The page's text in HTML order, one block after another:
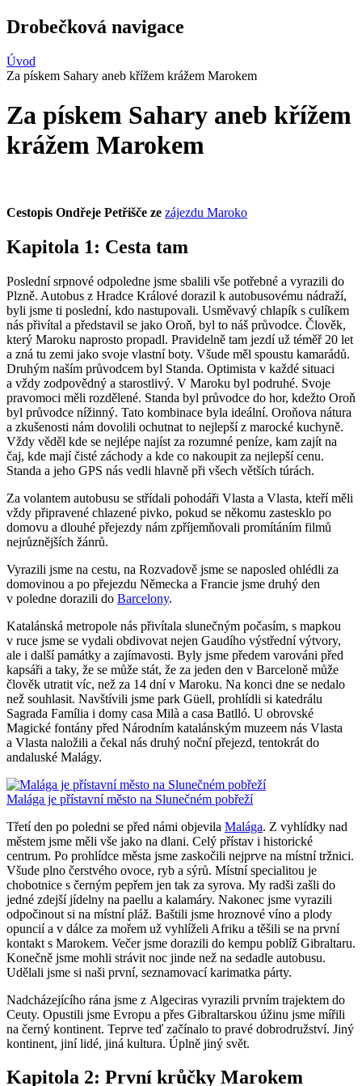
Drobečková navigace
Úvod
Za pískem Sahary aneb křížem krážem Marokem
Za pískem Sahary aneb křížem
krážem Marokem
Cestopis Ondřeje Petřišče ze zájezdu Maroko
Kapitola 1: Cesta tam
Poslední srpnové odpoledne jsme sbalili vše potřebné a vyrazili do
Plzně. Autobus z Hradce Králové dorazil k autobusovému nádraží,
byli jsme ti poslední, kdo nastupovali. Usměvavý chlapík s culíkem
nás přivítal a představil se jako Oroň, byl to náš průvodce. Člověk,
který Maroku naprosto propadl. Pravidelně tam jezdí už téměř 20 let
a zná tu zemi jako svoje vlastní boty. Všude měl spoustu kamarádů.
Druhým naším průvodcem byl Standa. Optimista v každé situaci
a vždy zodpovědný a starostlivý. V Maroku byl podruhé. Svoje
pravomoci měli rozdělené. Standa byl průvodce do hor, kdežto Oroň
byl průvodce nížinný. Tato kombinace byla ideální. Oroňova nátura
a zkušenosti nám dovolili ochutnat to nejlepší z marocké kuchyně.
Vždy věděl kde se nejlépe najíst za rozumné peníze, kam zajít na
čaj, kde mají čisté záchody a kde co nakoupit za nejlepší cenu.
Standa a jeho GPS nás vedli hlavně při všech větších túrách.
Za volantem autobusu se střídali pohodáři Vlasta a Vlasta, kteří měli
vždy připravené chlazené pivko, pokud se někomu zastesklo po
domovu a dlouhé přejezdy nám zpříjemňovali promítáním filmů
nejrůznějších žánrů.
Vyrazili jsme na cestu, na Rozvadově jsme se naposled ohlédli za
domovinou a po přejezdu Německa a Francie jsme druhý den
v poledne dorazili do Barcelony.
Katalánská metropole nás přivítala slunečným počasím, s mapkou
v ruce jsme se vydali obdivovat nejen Gaudího výstřední výtvory,
ale i další památky a zajímavosti. Byly jsme předem varováni před
kapsáři a taky, že se může stát, že za jeden den v Barceloně může
člověk utratit víc, než za 14 dní v Maroku. Na konci dne se nedalo
než souhlasit. Navštívili jsme park Güell, prohlídli si katedrálu
Sagrada Família i domy casa Milà a casa Batlló. U obrovské
Magické fontány před Národním katalánským muzeem nás Vlasta
a Vlasta naložili a čekal nás druhý noční přejezd, tentokrát do
andaluské Malágy.
Malága je přístavní město na Slunečném pobřeží
Třetí den po poledni se před námi objevila Malága. Z vyhlídky nad
městem jsme měli vše jako na dlani. Celý přístav i historické
centrum. Po prohlídce města jsme zaskočili nejprve na místní tržnici.
Všude plno čerstvého ovoce, ryb a sýrů. Místní specialitou je
chobotnice s černým pepřem jen tak za syrova. My radši zašli do
jedné zdejší jídelny na paellu a kalamáry. Nakonec jsme vyrazili
odpočinout si na místní pláž. Baštili jsme hroznové víno a plody
opuncií a v dálce za mořem už vyhlíželi Afriku a těšili se na první
kontakt s Marokem. Večer jsme dorazili do kempu poblíž Gibraltaru.
Konečně jsme mohli strávit noc jinde než na sedadle autobusu.
Udělali jsme si naši první, seznamovací karimatka párty.
Nadcházejícího rána jsme z Algeciras vyrazili prvním trajektem do
Ceuty. Opustili jsme Evropu a přes Gibraltarskou úžinu jsme mířili
na černý kontinent. Teprve teď začínalo to pravé dobrodružství. Jiný
kontinent, jiní lidé, jiná kultura. Úplně jiný svět.
Kapitola 2: První krůčky Marokem